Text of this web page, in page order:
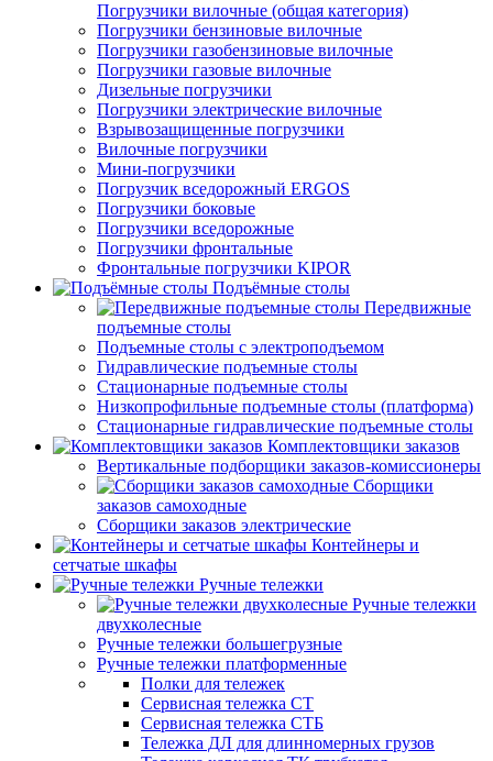
Погрузчики вилочные (общая категория)
Погрузчики бензиновые вилочные
Погрузчики газобензиновые вилочные
Погрузчики газовые вилочные
Дизельные погрузчики
Погрузчики электрические вилочные
Взрывозащищенные погрузчики
Вилочные погрузчики
Мини-погрузчики
Погрузчик вседорожный ERGOS
Погрузчики боковые
Погрузчики вседорожные
Погрузчики фронтальные
Фронтальные погрузчики KIPOR
Подъёмные столы
Передвижные
подъемные столы
Подъемные столы с электроподъемом
Гидравлические подъемные столы
Стационарные подъемные столы
Низкопрофильные подъемные столы (платформа)
Стационарные гидравлические подъемные столы
Комплектовщики заказов
Вертикальные подборщики заказов-комиссионеры
Сборщики
заказов самоходные
Сборщики заказов электрические
Контейнеры и
сетчатые шкафы
Ручные тележки
Ручные тележки
двухколесные
Ручные тележки большегрузные
Ручные тележки платформенные
Полки для тележек
Сервисная тележка СТ
Сервисная тележка СТБ
Тележка ДЛ для длинномерных грузов